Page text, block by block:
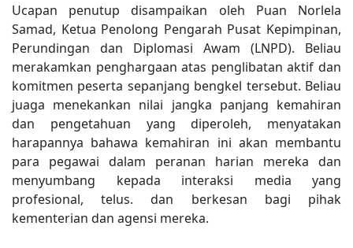
Ucapan penutup disampaikan oleh Puan Norlela
Samad, Ketua Penolong Pengarah Pusat Kepimpinan,
Perundingan dan Diplomasi Awam (LNPD). Beliau
merakamkan penghargaan atas penglibatan aktif dan
komitmen peserta sepanjang bengkel tersebut. Beliau
juaga menekankan nilai jangka panjang kemahiran
dan pengetahuan yang diperoleh, menyatakan
harapannya bahawa kemahiran ini akan membantu
para pegawai dalam peranan harian mereka dan
menyumbang kepada interaksi media yang
profesional, telus. dan berkesan bagi pihak
kementerian dan agensi mereka.